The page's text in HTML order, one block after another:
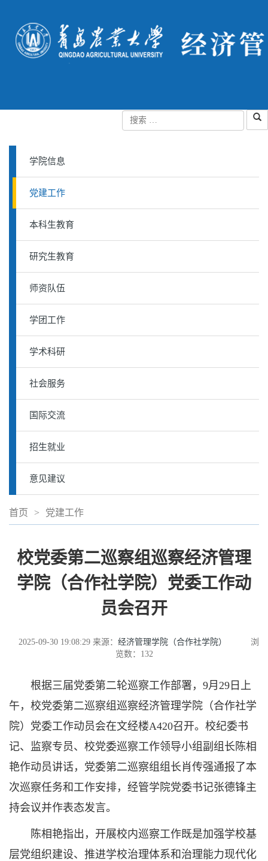
学院信息
党建工作
本科生教育
研究生教育
师资队伍
学团工作
学术科研
社会服务
国际交流
招生就业
意见建议
首页 > 党建工作
校党委第二巡察组巡察经济管理
学院（合作社学院）党委工作动
员会召开
2025-09-30 19:08:29 来源： 经济管理学院（合作社学院）
浏
览数： 132
根据三届党委第二轮巡察工作部署，9月29日上
午，校党委第二巡察组巡察经济管理学院（合作社学
院）党委工作动员会在文经楼A420召开。校纪委书
记、监察专员、校党委巡察工作领导小组副组长陈相
艳作动员讲话，党委第二巡察组组长肖传强通报了本
次巡察任务和工作安排，经管学院党委书记张德锋主
持会议并作表态发言。
陈相艳指出，开展校内巡察工作既是加强学校基
层党组织建设、推进学校治理体系和治理能力现代化